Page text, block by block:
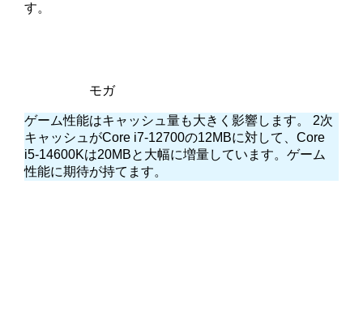
す。
モガ
ゲーム性能はキャッシュ量も大きく影響します。
2次
キャッシュがCore i7-12700の12MBに対して、Core
i5-14600Kは20MBと大幅に増量しています。ゲーム
性能に期待が持てます。